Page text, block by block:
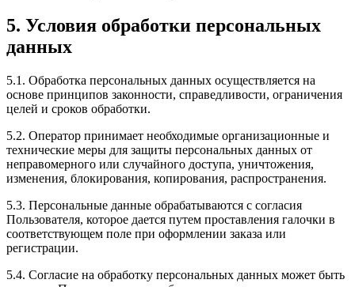
5. Условия обработки персональных
данных
5.1. Обработка персональных данных осуществляется на
основе принципов законности, справедливости, ограничения
целей и сроков обработки.
5.2. Оператор принимает необходимые организационные и
технические меры для защиты персональных данных от
неправомерного или случайного доступа, уничтожения,
изменения, блокирования, копирования, распространения.
5.3. Персональные данные обрабатываются с согласия
Пользователя, которое дается путем проставления галочки в
соответствующем поле при оформлении заказа или
регистрации.
5.4. Согласие на обработку персональных данных может быть